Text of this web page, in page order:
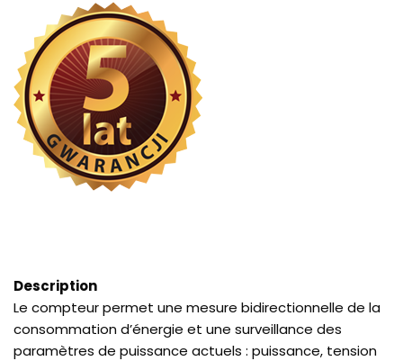
Description
Le compteur permet une mesure bidirectionnelle de la
consommation d’énergie et une surveillance des
paramètres de puissance actuels : puissance, tension